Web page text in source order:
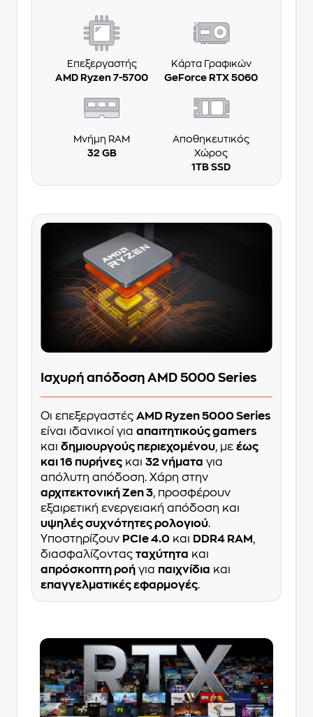
Επεξεργαστής
AMD Ryzen 7-5700
Κάρτα Γραφικών
GeForce RTX 5060
Μνήμη RAM
32 GB
Αποθηκευτικός
Χώρος
1ΤΒ SSD
Ισχυρή απόδοση AMD 5000 Series
Οι επεξεργαστές AMD Ryzen 5000 Series
είναι ιδανικοί για απαιτητικούς gamers
και δημιουργούς περιεχομένου, με έως
και 16 πυρήνες και 32 νήματα για
απόλυτη απόδοση. Χάρη στην
αρχιτεκτονική Zen 3, προσφέρουν
εξαιρετική ενεργειακή απόδοση και
υψηλές συχνότητες ρολογιού.
Υποστηρίζουν PCIe 4.0 και DDR4 RAM,
διασφαλίζοντας ταχύτητα και
απρόσκοπτη ροή για παιχνίδια και
επαγγελματικές εφαρμογές.